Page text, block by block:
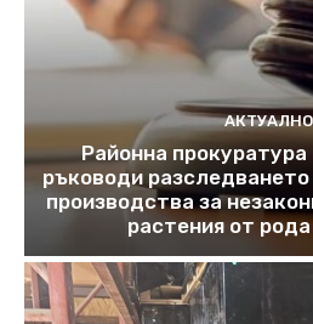
АКТУАЛНО
Районна прокуратура
ръководи
производства за
растения от